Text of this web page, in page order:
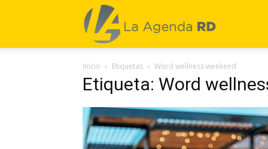
La
Agenda
RD
Inicio Etiquetas Word wellness weekend
Etiqueta: Word